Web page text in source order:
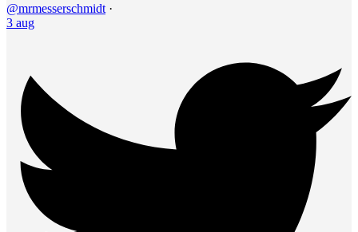
@mrmesserschmidt ·
3 aug